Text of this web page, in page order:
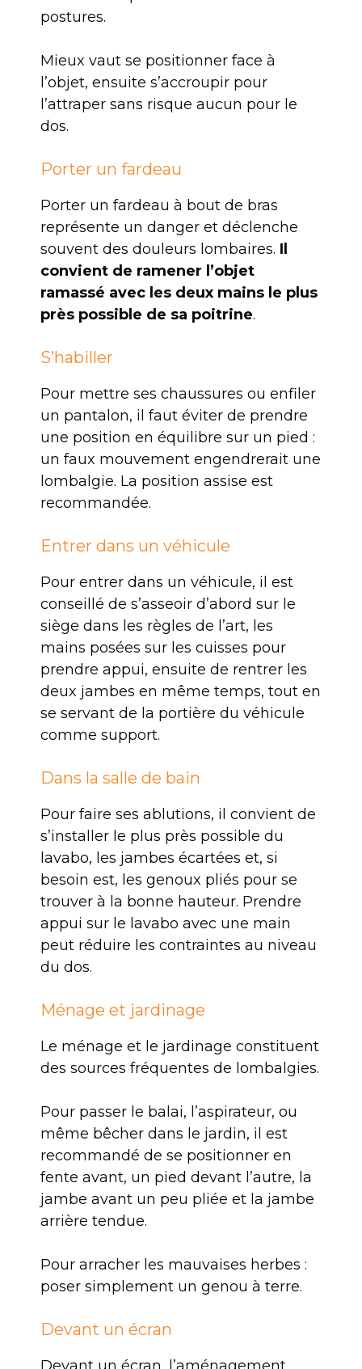
postures.
Mieux vaut se positionner face à
l’objet, ensuite s’accroupir pour
l’attraper sans risque aucun pour le
dos.
Porter un fardeau
Porter un fardeau à bout de bras
représente un danger et déclenche
souvent des douleurs lombaires. Il
convient de ramener l’objet
ramassé avec les deux mains le plus
près possible de sa poitrine.
S’habiller
Pour mettre ses chaussures ou enfiler
un pantalon, il faut éviter de prendre
une position en équilibre sur un pied :
un faux mouvement engendrerait une
lombalgie. La position assise est
recommandée.
Entrer dans un véhicule
Pour entrer dans un véhicule, il est
conseillé de s’asseoir d’abord sur le
siège dans les règles de l’art, les
mains posées sur les cuisses pour
prendre appui, ensuite de rentrer les
deux jambes en même temps, tout en
se servant de la portière du véhicule
comme support.
Dans la salle de bain
Pour faire ses ablutions, il convient de
s’installer le plus près possible du
lavabo, les jambes écartées et, si
besoin est, les genoux pliés pour se
trouver à la bonne hauteur. Prendre
appui sur le lavabo avec une main
peut réduire les contraintes au niveau
du dos.
Ménage et jardinage
Le ménage et le jardinage constituent
des sources fréquentes de lombalgies.
Pour passer le balai, l’aspirateur, ou
même bêcher dans le jardin, il est
recommandé de se positionner en
fente avant, un pied devant l’autre, la
jambe avant un peu pliée et la jambe
arrière tendue.
Pour arracher les mauvaises herbes :
poser simplement un genou à terre.
Devant un écran